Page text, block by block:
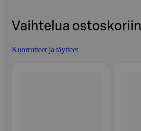
Vaihtelua ostoskoriin
Kuorrutteet ja täytteet